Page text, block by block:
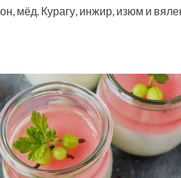
мёд. Курагу, инжир, изюм и